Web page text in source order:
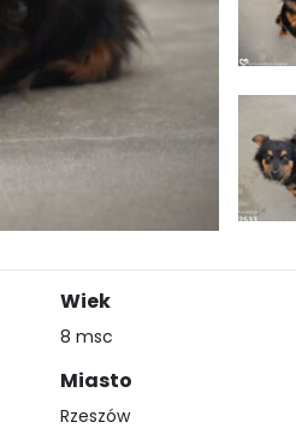
Wiek
8 msc
Miasto
Rzeszów